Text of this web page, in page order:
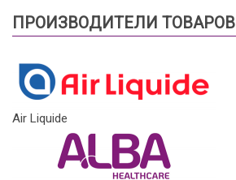
ПРОИЗВОДИТЕЛИ ТОВАРОВ
Air Liquide